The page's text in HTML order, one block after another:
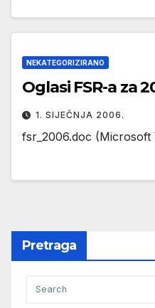
NEKATEGORIZIRANO
Oglasi FSR-a za
1. SIJEČNJA 2006.
fsr_2006.doc
Pretraga